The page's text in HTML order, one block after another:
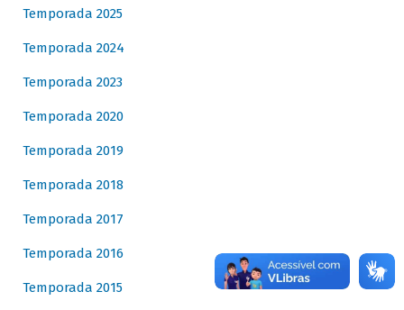
Temporada 2025
Temporada 2024
Temporada 2023
Temporada 2020
Temporada 2019
Temporada 2018
Temporada 2017
Temporada 2016
Temporada 2015